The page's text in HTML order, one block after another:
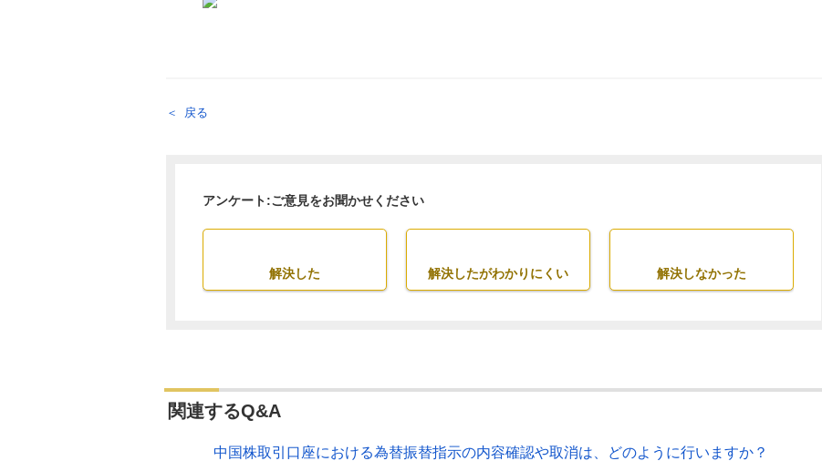
戻る
アンケート:ご意見をお聞かせください
解決した 解決したがわかりにくい 解決しなかった
関連するQ&A
中国株取引口座における為替振替指示の内容確認や取消は、どのように行いますか？